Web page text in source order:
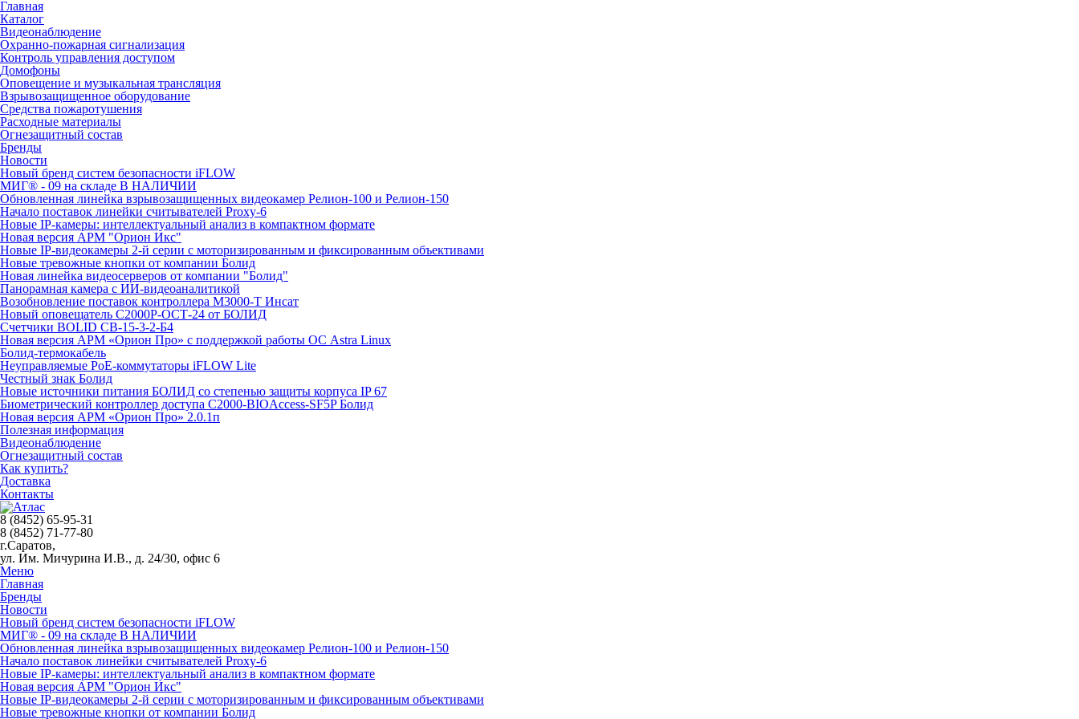
Главная
Каталог
Видеонаблюдение
Охранно-пожарная сигнализация
Контроль управления доступом
Домофоны
Оповещение и музыкальная трансляция
Взрывозащищенное оборудование
Средства пожаротушения
Расходные материалы
Огнезащитный состав
Бренды
Новости
Новый бренд систем безопасности iFLOW
МИГ® - 09 на складе В НАЛИЧИИ
Обновленная линейка взрывозащищенных видеокамер Релион-100 и Релион-150
Начало поставок линейки считывателей Proxy-6
Новые IP-камеры: интеллектуальный анализ в компактном формате
Новая версия АРМ "Орион Икс"
Новые IP-видеокамеры 2-й серии с моторизированным и фиксированным объективами
Новые тревожные кнопки от компании Болид
Новая линейка видеосерверов от компании "Болид"
Панорамная камера с ИИ-видеоаналитикой
Возобновление поставок контроллера М3000-Т Инсат
Новый оповещатель С2000Р-ОСТ-24 от БОЛИД
Счетчики BOLID СВ-15-3-2-Б4
Новая версия АРМ «Орион Про» с поддержкой работы ОС Astra Linux
Болид-термокабель
Неуправляемые PoE-коммутаторы iFLOW Lite
Честный знак Болид
Новые источники питания БОЛИД со степенью защиты корпуса IP 67
Биометрический контроллер доступа С2000-BIOAccess-SF5P Болид
Новая версия АРМ «Орион Про» 2.0.1п
Полезная информация
Видеонаблюдение
Огнезащитный состав
Как купить?
Доставка
Контакты
8 (8452) 65-95-31
8 (8452) 71-77-80
г.Саратов,
ул. Им. Мичурина И.В., д. 24/30, офис 6
Меню
Главная
Бренды
Новости
Новый бренд систем безопасности iFLOW
МИГ® - 09 на складе В НАЛИЧИИ
Обновленная линейка взрывозащищенных видеокамер Релион-100 и Релион-150
Начало поставок линейки считывателей Proxy-6
Новые IP-камеры: интеллектуальный анализ в компактном формате
Новая версия АРМ "Орион Икс"
Новые IP-видеокамеры 2-й серии с моторизированным и фиксированным объективами
Новые тревожные кнопки от компании Болид